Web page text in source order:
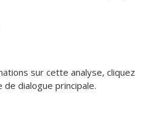
sur cette analyse, cliquez
de dialogue principale.